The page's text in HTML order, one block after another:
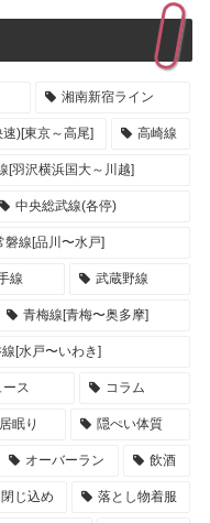
湘南新宿ライン
)[東京～高尾] 高崎線
[羽沢横浜国大～川越]
中央総武線(各停)
磐線[品川〜水戸]
線 武蔵野線
青梅線[青梅〜奥多摩]
[水戸〜いわき]
ース コラム
居眠り 隠ぺい体質
オーバーラン 飲酒
閉じ込め 落とし物着服